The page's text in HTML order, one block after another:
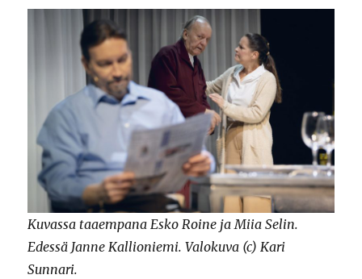
Kuvassa taaempana Esko Roine ja Miia Selin.
Edessä Janne Kallioniemi. Valokuva (c) Kari
Sunnari.